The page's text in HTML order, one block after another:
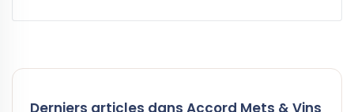
Derniers articles dans Accord Mets & Vins